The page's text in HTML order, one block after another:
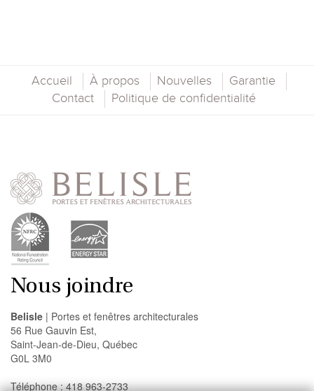
Accueil À propos Nouvelles
Garantie
Contact
Politique de confidentialité
Nous joindre
Belisle | Portes et fenêtres architecturales
56 Rue Gauvin Est,
Saint-Jean-de-Dieu, Québec
G0L 3M0
Téléphone : 418 963-2733